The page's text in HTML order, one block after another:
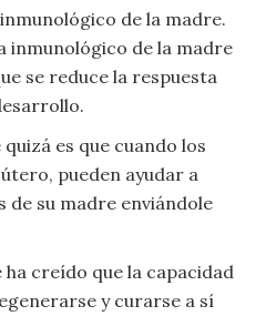
de la madre.
inmunológico de la madre
se reduce la respuesta
es que cuando los
pueden ayudar a
de su madre enviándole
creído que la capacidad
y curarse a sí